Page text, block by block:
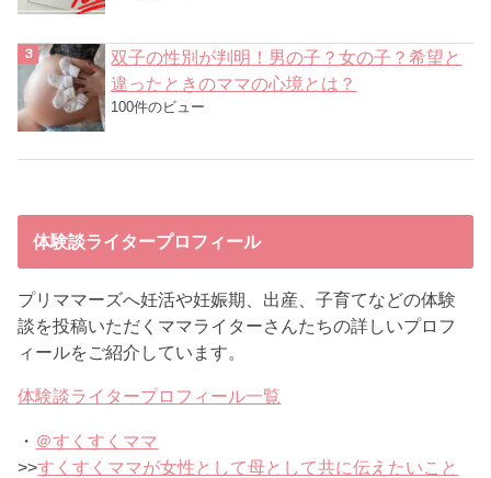
双子の性別が判明！男の子？女の子？希望と
違ったときのママの心境とは？
100件のビュー
体験談ライタープロフィール
プリママーズへ妊活や妊娠期、出産、子育てなどの体験
談を投稿いただくママライターさんたちの詳しいプロフ
ィールをご紹介しています。
体験談ライタープロフィール一覧
・ ＠すくすくママ
>>すくすくママが女性として母として共に伝えたいこと